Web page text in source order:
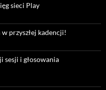
sieci Play
przyszłej kadencji!
sesji i głosowania